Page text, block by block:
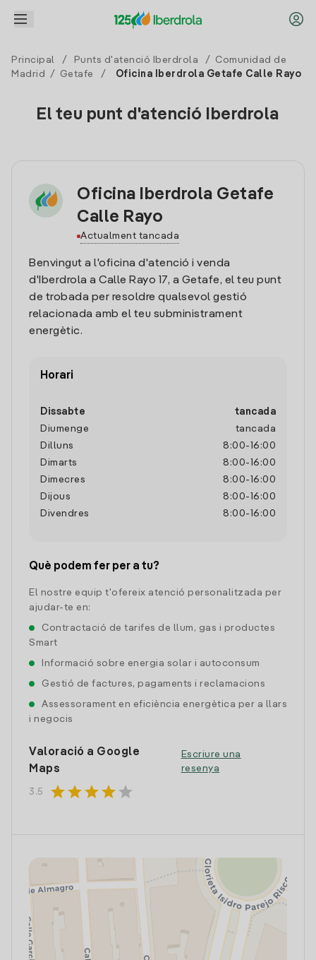
Principal / Punts d'atenció Iberdrola /
Comunidad de
Madrid
/ Getafe / Oficina Iberdrola Getafe Calle Rayo
El teu punt d'atenció Iberdrola
Oficina Iberdrola Getafe
Calle Rayo
Actualment tancada
Benvingut a l'oficina d'atenció i venda
d'Iberdrola a Calle Rayo 17, a Getafe, el teu punt
de trobada per resoldre qualsevol gestió
relacionada amb el teu subministrament
energètic.
Horari
Dissabte
tancada
Diumenge
tancada
Dilluns
8:00- 16:00
Dimarts
8:00- 16:00
Dimecres
8:00- 16:00
Dijous
8:00- 16:00
Divendres
8:00- 16:00
Què podem fer per a tu?
El nostre equip t'ofereix atenció personalitzada per
ajudar-te en:
Contractació de tarifes de llum, gas i productes
Smart
Informació sobre energia solar i autoconsum
Gestió de factures, pagaments i reclamacions
Assessorament en eficiència energètica per a llars
i negocis
Valoració a Google
Maps
3.5 starstarstarstar star
Escriure una
resenya